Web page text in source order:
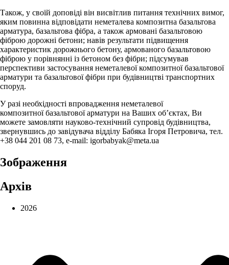
Також, у своїй доповіді він висвітлив питання технічних вимог,
яким повинна відповідати неметалева композитна базальтова
арматура, базальтова фібра, а також армовані базальтовою
фіброю дорожні бетони; навів результати підвищення
характеристик дорожнього бетону, армованого базальтовою
фіброю у порівнянні із бетоном без фібри; підсумував
перспективи застосування неметалевої композитної базальтової
арматури та базальтової фібри при будівництві транспортних
споруд.
У разі необхідності впровадження неметалевої
композитної базальтової арматури на Ваших об’єктах, Ви
можете замовляти науково-технічний супровід будівництва,
звернувшись до завідувача відділу Бабяка Ігоря Петровича, тел.
+38 044 201 08 73, e-mail: igorbabyak@meta.ua
Зображення
Архів
2026